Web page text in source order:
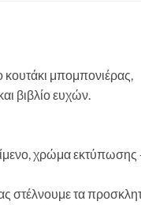
κουτάκι μπομπονιέρας,
βιβλίο ευχών.
χρώμα εκτύπωσης
στέλνουμε τα